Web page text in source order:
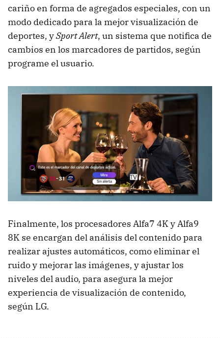
cariño en forma de agregados especiales, con un
modo dedicado para la mejor visualización de
deportes, ySport Alert, un sistema que notifica de
cambios en los marcadores de partidos, según
programe el usuario.
Finalmente, los procesadores Alfa7 4K y Alfa9
8K se encargan del análisis del contenido para
realizar ajustes automáticos, como eliminar el
ruido y mejorar las imágenes, y ajustar los
niveles del audio, para asegura la mejor
experiencia de visualización de contenido,
según LG.